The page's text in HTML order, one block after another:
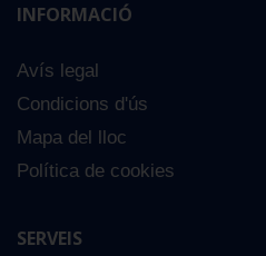
INFORMACIÓ
Avís legal
Condicions d'ús
Mapa del lloc
Política de cookies
SERVEIS